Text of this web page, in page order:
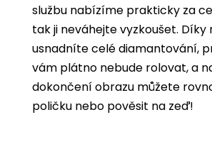
službu nabízíme prakticky za
tak ji neváhejte vyzkoušet. Díky
usnadníte celé diamantování,
vám plátno nebude rolovat, a
dokončení obrazu můžete
poličku nebo pověsit na zeď!